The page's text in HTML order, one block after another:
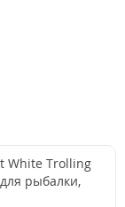
White Trolling
рыбалки,